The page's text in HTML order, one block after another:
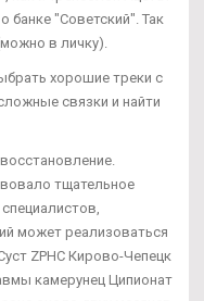
"Советский". Так
в личку).
хорошие треки с
связки и найти
тщательное
может реализоваться
ZPHC Кирово-Чепецк
камерунец Ципионат